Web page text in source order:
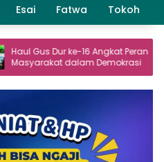
Esai Fatwa Tokoh
Angkat Peran
Demokrasi